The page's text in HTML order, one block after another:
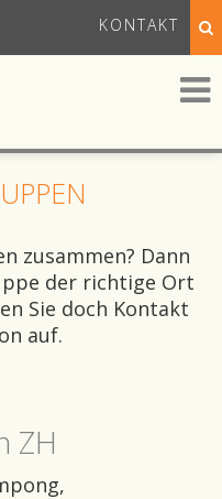
KONTAKT
zusammen? Dann
der richtige Ort
Sie doch Kontakt
auf.
ZH